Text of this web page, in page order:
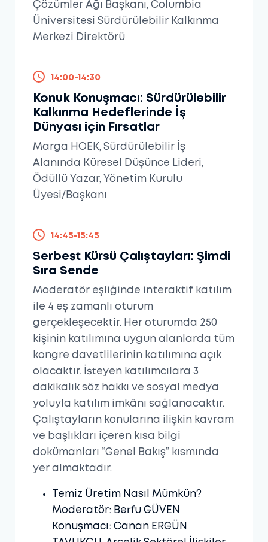
Çözümler Ağı Başkanı, Columbia
Üniversitesi Sürdürülebilir Kalkınma
Merkezi Direktörü
14:00-14:30
Konuk Konuşmacı: Sürdürülebilir
Kalkınma Hedeflerinde İş
Dünyası için Fırsatlar
Marga HOEK, Sürdürülebilir İş
Alanında Küresel Düşünce Lideri,
Ödüllü Yazar, Yönetim Kurulu
Üyesi/Başkanı
14:45-15:45
Serbest Kürsü Çalıştayları: Şimdi
Sıra Sende
Moderatör eşliğinde interaktif katılım
ile 4 eş zamanlı oturum
gerçekleşecektir. Her oturumda 250
kişinin katılımına uygun alanlarda tüm
kongre davetlilerinin katılımına açık
olacaktır. İsteyen katılımcılara 3
dakikalık söz hakkı ve sosyal medya
yoluyla katılım imkânı sağlanacaktır.
Çalıştayların konularına ilişkin kavram
ve başlıkları içeren kısa bilgi
dokümanları “Genel Bakış” kısmında
yer almaktadır.
Temiz Üretim Nasıl Mümkün?
Moderatör: Berfu GÜVEN
Konuşmacı: Canan ERGÜN